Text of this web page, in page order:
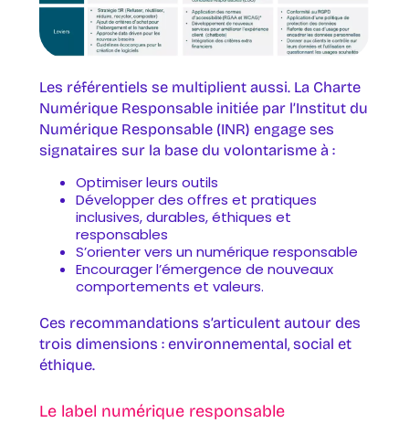
Les référentiels se multiplient aussi. La Charte
Numérique Responsable initiée par l’Institut du
Numérique Responsable (INR) engage ses
signataires sur la base du volontarisme à :
Optimiser leurs outils
Développer des offres et pratiques
inclusives, durables, éthiques et
responsables
S’orienter vers un numérique responsable
Encourager l’émergence de nouveaux
comportements et valeurs.
Ces recommandations s’articulent autour des
trois dimensions : environnemental, social et
éthique.
Le label numérique responsable